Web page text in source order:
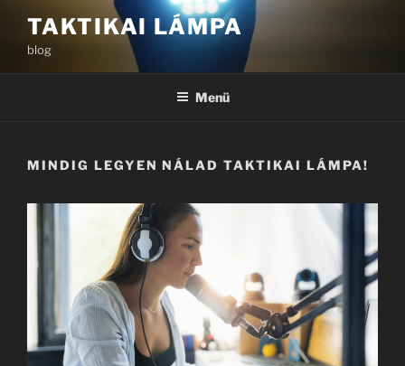
TAKTIKAI LÁMPA
blog
Menü
MINDIG LEGYEN NÁLAD TAKTIKAI LÁMPA!